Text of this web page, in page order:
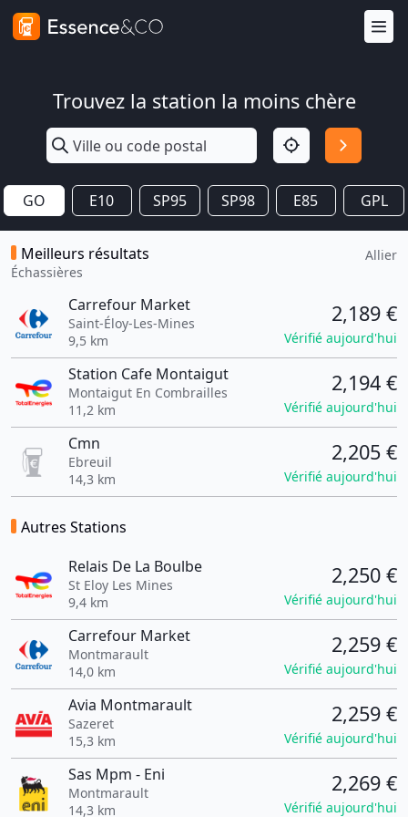
Trouvez la station la moins chère
GO E10 SP95 SP98 E85 GPL
Meilleurs résultats
Échassières
Allier
Carrefour Market
Saint-Éloy-Les-Mines
9,5 km
2,189 €
Vérifié aujourd'hui
Station Cafe Montaigut
Montaigut En Combrailles
11,2 km
2,194 €
Vérifié aujourd'hui
Cmn
Ebreuil
14,3 km
2,205 €
Vérifié aujourd'hui
Autres Stations
Relais De La Boulbe
St Eloy Les Mines
9,4 km
2,250 €
Vérifié aujourd'hui
Carrefour Market
Montmarault
14,0 km
2,259 €
Vérifié aujourd'hui
Avia Montmarault
Sazeret
15,3 km
2,259 €
Vérifié aujourd'hui
Sas Mpm - Eni
Montmarault
14,3 km
2,269 €
Vérifié aujourd'hui